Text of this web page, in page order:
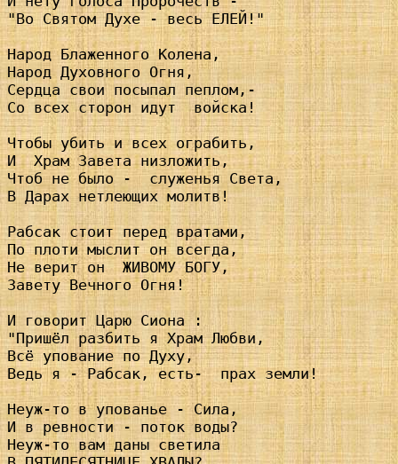
"Во Святом Духе - весь ЕЛЕЙ!"
Народ Блаженного Колена,
Народ Духовного Огня,
Сердца свои посыпал пеплом,-
Со всех сторон идут  войска!
Чтобы убить и всех ограбить,
И  Храм Завета низложить,
Чтоб не было -  служенья Света,
В Дарах нетлеющих молитв!
Рабсак стоит перед вратами,
По плоти мыслит он всегда,
Не верит он  ЖИВОМУ БОГУ,
Завету Вечного Огня!
И говорит Царю Сиона :
"Пришёл разбить я Храм Любви,
Всё упование по Духу,
Ведь я - Рабсак, есть-  прах земли!
Неуж-то в упованье - Сила,
И в ревности - поток воды?
Неуж-то вам даны светила